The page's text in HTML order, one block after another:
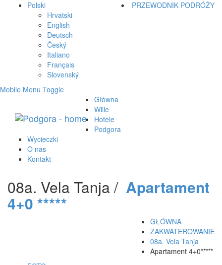
Polski
Hrvatski
English
Deutsch
Český
Italiano
Français
Slovenský
PRZEWODNIK PODRÓŻY
Mobile Menu Toggle
Główna
Wille
Hotele
Podgora
Wycieczki
O nas
Kontakt
08a. Vela Tanja / Apartament
4+0 *****
GŁÓWNA
ZAKWATEROWANIE
08a. Vela Tanja
Apartament 4+0*****